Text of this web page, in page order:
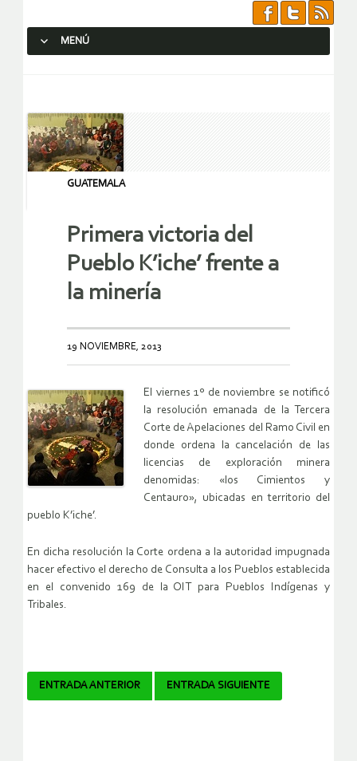
MENÚ
GUATEMALA
Primera victoria del
Pueblo K’iche’ frente a
la minería
19 NOVIEMBRE, 2013
El viernes 1º de noviembre se notificó
la resolución emanada de la Tercera
Corte de Apelaciones del Ramo Civil en
donde ordena la cancelación de las
licencias de exploración minera
denomidas: «los Cimientos y
Centauro», ubicadas en territorio del
pueblo K’iche’.
En dicha resolución la Corte ordena a la autoridad impugnada
hacer efectivo el derecho de Consulta a los Pueblos establecida
en el convenido 169 de la OIT para Pueblos Indígenas y
Tribales.
Navegador
ENTRADA ANTERIOR ENTRADA SIGUIENTE